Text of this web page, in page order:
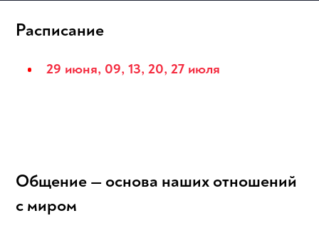
Расписание
29 июня, 09, 13, 20, 27 июля
Общение — основа наших отношений
с миром